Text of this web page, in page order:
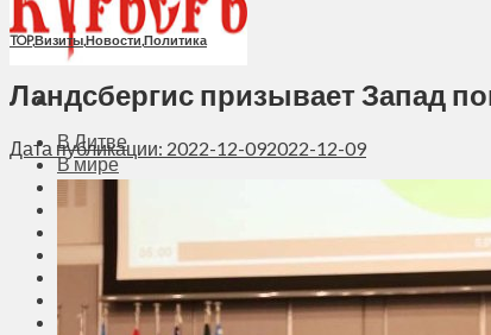
В Литве
В мире
Политика
Экономика
Общество
Мнения
Вильнюс
Клайпеда
TOP,Визиты,Новости,Политика
Ландсбергис призывает Запад
Дата публикации: 2022-12-092022-12-09